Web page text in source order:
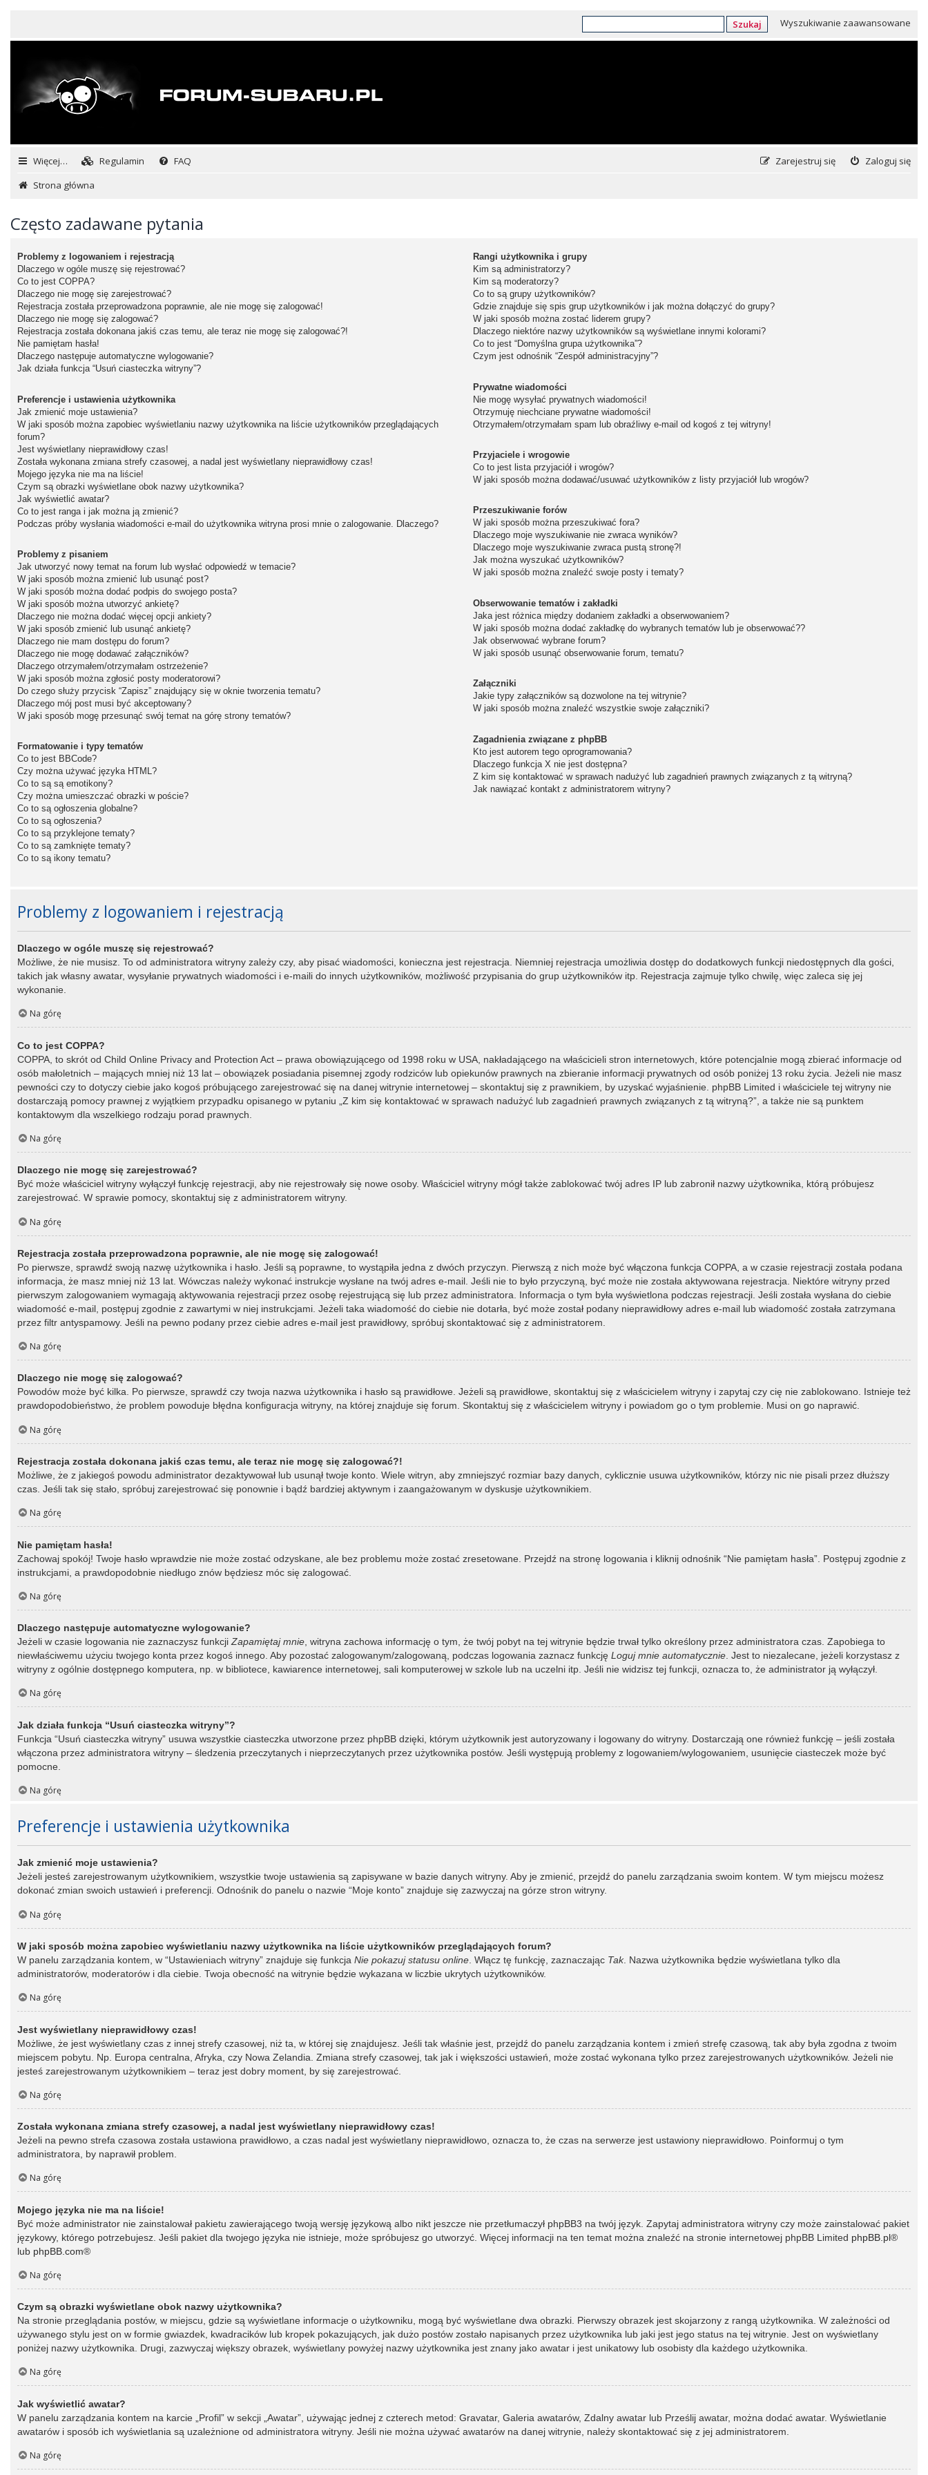
Szukaj Wyszukiwanie zaawansowane
Więcej… Regulamin FAQ Zaloguj się
Zarejestruj się
Strona główna
Często zadawane pytania
Problemy z logowaniem i rejestracją
Dlaczego w ogóle muszę się rejestrować?
Co to jest COPPA?
Dlaczego nie mogę się zarejestrować?
Rejestracja została przeprowadzona poprawnie, ale nie mogę się zalogować!
Dlaczego nie mogę się zalogować?
Rejestracja została dokonana jakiś czas temu, ale teraz nie mogę się zalogować?!
Nie pamiętam hasła!
Dlaczego następuje automatyczne wylogowanie?
Jak działa funkcja “Usuń ciasteczka witryny”?
Preferencje i ustawienia użytkownika
Jak zmienić moje ustawienia?
W jaki sposób można zapobiec wyświetlaniu nazwy użytkownika na liście użytkowników przeglądających
forum?
Jest wyświetlany nieprawidłowy czas!
Została wykonana zmiana strefy czasowej, a nadal jest wyświetlany nieprawidłowy czas!
Mojego języka nie ma na liście!
Czym są obrazki wyświetlane obok nazwy użytkownika?
Jak wyświetlić awatar?
Co to jest ranga i jak można ją zmienić?
Podczas próby wysłania wiadomości e-mail do użytkownika witryna prosi mnie o zalogowanie. Dlaczego?
Problemy z pisaniem
Jak utworzyć nowy temat na forum lub wysłać odpowiedź w temacie?
W jaki sposób można zmienić lub usunąć post?
W jaki sposób można dodać podpis do swojego posta?
W jaki sposób można utworzyć ankietę?
Dlaczego nie można dodać więcej opcji ankiety?
W jaki sposób zmienić lub usunąć ankietę?
Dlaczego nie mam dostępu do forum?
Dlaczego nie mogę dodawać załączników?
Dlaczego otrzymałem/otrzymałam ostrzeżenie?
W jaki sposób można zgłosić posty moderatorowi?
Do czego służy przycisk “Zapisz” znajdujący się w oknie tworzenia tematu?
Dlaczego mój post musi być akceptowany?
W jaki sposób mogę przesunąć swój temat na górę strony tematów?
Formatowanie i typy tematów
Co to jest BBCode?
Czy można używać języka HTML?
Co to są są emotikony?
Czy można umieszczać obrazki w poście?
Co to są ogłoszenia globalne?
Co to są ogłoszenia?
Co to są przyklejone tematy?
Co to są zamknięte tematy?
Co to są ikony tematu?
Rangi użytkownika i grupy
Kim są administratorzy?
Kim są moderatorzy?
Co to są grupy użytkowników?
Gdzie znajduje się spis grup użytkowników i jak można dołączyć do grupy?
W jaki sposób można zostać liderem grupy?
Dlaczego niektóre nazwy użytkowników są wyświetlane innymi kolorami?
Co to jest “Domyślna grupa użytkownika”?
Czym jest odnośnik “Zespół administracyjny”?
Prywatne wiadomości
Nie mogę wysyłać prywatnych wiadomości!
Otrzymuję niechciane prywatne wiadomości!
Otrzymałem/otrzymałam spam lub obraźliwy e-mail od kogoś z tej witryny!
Przyjaciele i wrogowie
Co to jest lista przyjaciół i wrogów?
W jaki sposób można dodawać/usuwać użytkowników z listy przyjaciół lub wrogów?
Przeszukiwanie forów
W jaki sposób można przeszukiwać fora?
Dlaczego moje wyszukiwanie nie zwraca wyników?
Dlaczego moje wyszukiwanie zwraca pustą stronę?!
Jak można wyszukać użytkowników?
W jaki sposób można znaleźć swoje posty i tematy?
Obserwowanie tematów i zakładki
Jaka jest różnica między dodaniem zakładki a obserwowaniem?
W jaki sposób można dodać zakładkę do wybranych tematów lub je obserwować??
Jak obserwować wybrane forum?
W jaki sposób usunąć obserwowanie forum, tematu?
Załączniki
Jakie typy załączników są dozwolone na tej witrynie?
W jaki sposób można znaleźć wszystkie swoje załączniki?
Zagadnienia związane z phpBB
Kto jest autorem tego oprogramowania?
Dlaczego funkcja X nie jest dostępna?
Z kim się kontaktować w sprawach nadużyć lub zagadnień prawnych związanych z tą witryną?
Jak nawiązać kontakt z administratorem witryny?
Problemy z logowaniem i rejestracją
Dlaczego w ogóle muszę się rejestrować?
Możliwe, że nie musisz. To od administratora witryny zależy czy, aby pisać wiadomości, konieczna jest rejestracja. Niemniej rejestracja umożliwia dostęp do dodatkowych funkcji niedostępnych dla gości,
takich jak własny awatar, wysyłanie prywatnych wiadomości i e-maili do innych użytkowników, możliwość przypisania do grup użytkowników itp. Rejestracja zajmuje tylko chwilę, więc zaleca się jej
wykonanie.
Na górę
Co to jest COPPA?
COPPA, to skrót od Child Online Privacy and Protection Act – prawa obowiązującego od 1998 roku w USA, nakładającego na właścicieli stron internetowych, które potencjalnie mogą zbierać informacje od
osób małoletnich – mających mniej niż 13 lat – obowiązek posiadania pisemnej zgody rodziców lub opiekunów prawnych na zbieranie informacji prywatnych od osób poniżej 13 roku życia. Jeżeli nie masz
pewności czy to dotyczy ciebie jako kogoś próbującego zarejestrować się na danej witrynie internetowej – skontaktuj się z prawnikiem, by uzyskać wyjaśnienie. phpBB Limited i właściciele tej witryny nie
dostarczają pomocy prawnej z wyjątkiem przypadku opisanego w pytaniu „Z kim się kontaktować w sprawach nadużyć lub zagadnień prawnych związanych z tą witryną?”, a także nie są punktem
kontaktowym dla wszelkiego rodzaju porad prawnych.
Na górę
Dlaczego nie mogę się zarejestrować?
Być może właściciel witryny wyłączył funkcję rejestracji, aby nie rejestrowały się nowe osoby. Właściciel witryny mógł także zablokować twój adres IP lub zabronił nazwy użytkownika, którą próbujesz
zarejestrować. W sprawie pomocy, skontaktuj się z administratorem witryny.
Na górę
Rejestracja została przeprowadzona poprawnie, ale nie mogę się zalogować!
Po pierwsze, sprawdź swoją nazwę użytkownika i hasło. Jeśli są poprawne, to wystąpiła jedna z dwóch przyczyn. Pierwszą z nich może być włączona funkcja COPPA, a w czasie rejestracji została podana
informacja, że masz mniej niż 13 lat. Wówczas należy wykonać instrukcje wysłane na twój adres e-mail. Jeśli nie to było przyczyną, być może nie została aktywowana rejestracja. Niektóre witryny przed
pierwszym zalogowaniem wymagają aktywowania rejestracji przez osobę rejestrującą się lub przez administratora. Informacja o tym była wyświetlona podczas rejestracji. Jeśli została wysłana do ciebie
wiadomość e-mail, postępuj zgodnie z zawartymi w niej instrukcjami. Jeżeli taka wiadomość do ciebie nie dotarła, być może został podany nieprawidłowy adres e-mail lub wiadomość została zatrzymana
przez filtr antyspamowy. Jeśli na pewno podany przez ciebie adres e-mail jest prawidłowy, spróbuj skontaktować się z administratorem.
Na górę
Dlaczego nie mogę się zalogować?
Powodów może być kilka. Po pierwsze, sprawdź czy twoja nazwa użytkownika i hasło są prawidłowe. Jeżeli są prawidłowe, skontaktuj się z właścicielem witryny i zapytaj czy cię nie zablokowano. Istnieje też
prawdopodobieństwo, że problem powoduje błędna konfiguracja witryny, na której znajduje się forum. Skontaktuj się z właścicielem witryny i powiadom go o tym problemie. Musi on go naprawić.
Na górę
Rejestracja została dokonana jakiś czas temu, ale teraz nie mogę się zalogować?!
Możliwe, że z jakiegoś powodu administrator dezaktywował lub usunął twoje konto. Wiele witryn, aby zmniejszyć rozmiar bazy danych, cyklicznie usuwa użytkowników, którzy nic nie pisali przez dłuższy
czas. Jeśli tak się stało, spróbuj zarejestrować się ponownie i bądź bardziej aktywnym i zaangażowanym w dyskusje użytkownikiem.
Na górę
Nie pamiętam hasła!
Zachowaj spokój! Twoje hasło wprawdzie nie może zostać odzyskane, ale bez problemu może zostać zresetowane. Przejdź na stronę logowania i kliknij odnośnik “Nie pamiętam hasła”. Postępuj zgodnie z
instrukcjami, a prawdopodobnie niedługo znów będziesz móc się zalogować.
Na górę
Dlaczego następuje automatyczne wylogowanie?
Jeżeli w czasie logowania nie zaznaczysz funkcjiZapamiętaj mnie, witryna zachowa informację o tym, że twój pobyt na tej witrynie będzie trwał tylko określony przez administratora czas. Zapobiega to
niewłaściwemu użyciu twojego konta przez kogoś innego. Aby pozostać zalogowanym/zalogowaną, podczas logowania zaznacz funkcję Loguj mnie automatycznie. Jest to niezalecane, jeżeli korzystasz z
witryny z ogólnie dostępnego komputera, np. w bibliotece, kawiarence internetowej, sali komputerowej w szkole lub na uczelni itp. Jeśli nie widzisz tej funkcji, oznacza to, że administrator ją wyłączył.
Na górę
Jak działa funkcja “Usuń ciasteczka witryny”?
Funkcja “Usuń ciasteczka witryny” usuwa wszystkie ciasteczka utworzone przez phpBB dzięki, którym użytkownik jest autoryzowany i logowany do witryny. Dostarczają one również funkcję – jeśli została
włączona przez administratora witryny – śledzenia przeczytanych i nieprzeczytanych przez użytkownika postów. Jeśli występują problemy z logowaniem/wylogowaniem, usunięcie ciasteczek może być
pomocne.
Na górę
Preferencje i ustawienia użytkownika
Jak zmienić moje ustawienia?
Jeżeli jesteś zarejestrowanym użytkownikiem, wszystkie twoje ustawienia są zapisywane w bazie danych witryny. Aby je zmienić, przejdź do panelu zarządzania swoim kontem. W tym miejscu możesz
dokonać zmian swoich ustawień i preferencji. Odnośnik do panelu o nazwie “Moje konto” znajduje się zazwyczaj na górze stron witryny.
Na górę
W jaki sposób można zapobiec wyświetlaniu nazwy użytkownika na liście użytkowników przeglądających forum?
W panelu zarządzania kontem, w “Ustawieniach witryny” znajduje się funkcja Nie pokazuj statusu online . Włącz tę funkcję, zaznaczając Tak. Nazwa użytkownika będzie wyświetlana tylko dla
administratorów, moderatorów i dla ciebie. Twoja obecność na witrynie będzie wykazana w liczbie ukrytych użytkowników.
Na górę
Jest wyświetlany nieprawidłowy czas!
Możliwe, że jest wyświetlany czas z innej strefy czasowej, niż ta, w której się znajdujesz. Jeśli tak właśnie jest, przejdź do panelu zarządzania kontem i zmień strefę czasową, tak aby była zgodna z twoim
miejscem pobytu. Np. Europa centralna, Afryka, czy Nowa Zelandia. Zmiana strefy czasowej, tak jak i większości ustawień, może zostać wykonana tylko przez zarejestrowanych użytkowników. Jeżeli nie
jesteś zarejestrowanym użytkownikiem – teraz jest dobry moment, by się zarejestrować.
Na górę
Została wykonana zmiana strefy czasowej, a nadal jest wyświetlany nieprawidłowy czas!
Jeżeli na pewno strefa czasowa została ustawiona prawidłowo, a czas nadal jest wyświetlany nieprawidłowo, oznacza to, że czas na serwerze jest ustawiony nieprawidłowo. Poinformuj o tym
administratora, by naprawił problem.
Na górę
Mojego języka nie ma na liście!
Być może administrator nie zainstalował pakietu zawierającego twoją wersję językową albo nikt jeszcze nie przetłumaczył phpBB3 na twój język. Zapytaj administratora witryny czy może zainstalować pakiet
językowy, którego potrzebujesz. Jeśli pakiet dla twojego języka nie istnieje, może spróbujesz go utworzyć. Więcej informacji na ten temat można znaleźć na stronie internetowej phpBB Limited phpBB.pl®
lub phpBB.com®
Na górę
Czym są obrazki wyświetlane obok nazwy użytkownika?
Na stronie przeglądania postów, w miejscu, gdzie są wyświetlane informacje o użytkowniku, mogą być wyświetlane dwa obrazki. Pierwszy obrazek jest skojarzony z rangą użytkownika. W zależności od
używanego stylu jest on w formie gwiazdek, kwadracików lub kropek pokazujących, jak dużo postów zostało napisanych przez użytkownika lub jaki jest jego status na tej witrynie. Jest on wyświetlany
poniżej nazwy użytkownika. Drugi, zazwyczaj większy obrazek, wyświetlany powyżej nazwy użytkownika jest znany jako awatar i jest unikatowy lub osobisty dla każdego użytkownika.
Na górę
Jak wyświetlić awatar?
W panelu zarządzania kontem na karcie „Profil” w sekcji „Awatar”, używając jednej z czterech metod: Gravatar, Galeria awatarów, Zdalny awatar lub Prześlij awatar, można dodać awatar. Wyświetlanie
awatarów i sposób ich wyświetlania są uzależnione od administratora witryny. Jeśli nie można używać awatarów na danej witrynie, należy skontaktować się z jej administratorem.
Na górę